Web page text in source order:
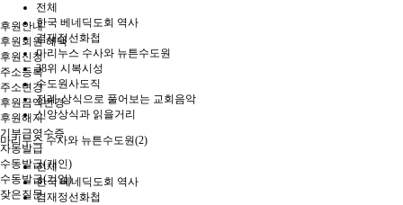
후원안내
후원회원 혜택
후원신청
주소등록
주소변경
후원금액변경
후원해지
기부금영수증
자동발급
수동발급(개인)
수동발급(기업)
잦은질문
전체
한국 베네딕도회 역사
겸재정선화첩
마리누스 수사와 뉴튼수도원
38위 시복시성
수도원사도직
전례·상식으로 풀어보는 교회음악
신앙상식과 읽을거리
마리누스 수사와 뉴튼수도원(2)
전체
한국 베네딕도회 역사
겸재정선화첩